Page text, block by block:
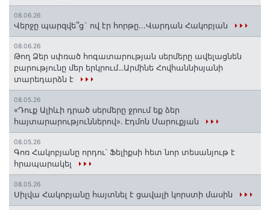
08.06.26
Վերջը պարզվե՞ց` ով էր հորթը...Վարդան Հակոբյան
08.06.26
Թող Ձեր սփռած հոգատարության սերմերը ավելացնեն
բարությունը մեր երկրում․․․Արմինե Հովհաննիսյանի
տարեդարձն է
08.05.26
«Դուք Ալիևի դրած սերմերը ջրում եք ձեր
հայտարարություններով»․ Էդմոն Մարուքյան
08.05.26
Գոռ Հակոբյանը որդու՝ Ֆելիքսի հետ նոր տեսանյութ է
հրապարակել
08.05.26
Սիլվա Հակոբյանը հայտնել է ցավալի կորստի մասին